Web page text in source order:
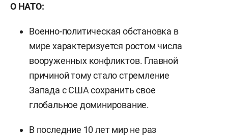
О НАТО:
Военно-политическая обстановка в
мире характеризуется ростом числа
вооруженных конфликтов. Главной
причиной тому стало стремление
Запада с США сохранить свое
глобальное доминирование.
В последние 10 лет мир не раз